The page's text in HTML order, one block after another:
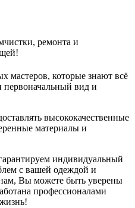
ремонта и
мастеров, которые знают всё
вид и
высококачественные
материалы и
индивидуальный
с вашей одеждой и
Вы можете быть уверены
профессионалами